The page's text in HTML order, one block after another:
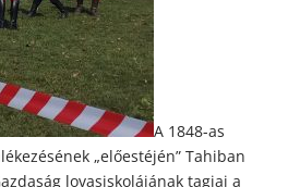
A 1848-as
„előestéjén” Tahiban
lovasiskolájának tagjai a